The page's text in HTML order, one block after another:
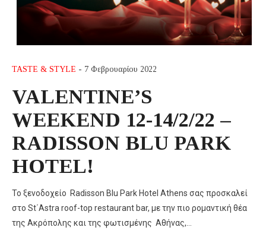
TASTE & STYLE - 7 Φεβρουαρίου 2022
VALENTINE’S
WEEKEND 12-14/2/22 –
RADISSON BLU PARK
HOTEL!
Το ξενοδοχείο Radisson Βlu Park Hotel Athens σας προσκαλεί
στο St΄Astra roof-top restaurant bar, με την πιο ρομαντική θέα
της Ακρόπολης και της φωτισμένης Αθήνας,…